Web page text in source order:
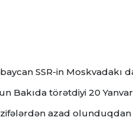
SSR-in
Bakıda törətdiyi 20 Yanvar
azad